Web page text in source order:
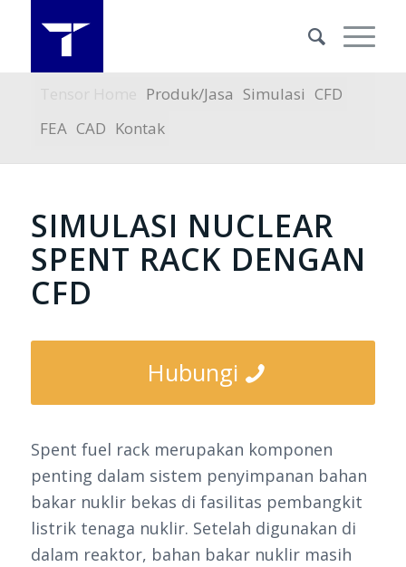
Produk/Jasa Simulasi CFD
FEA CAD Kontak
SIMULASI NUCLEAR
SPENT RACK DENGAN
CFD
Hubungi
Spent fuel rack merupakan komponen
penting dalam sistem penyimpanan bahan
bakar nuklir bekas di fasilitas pembangkit
listrik tenaga nuklir. Setelah digunakan di
dalam reaktor, bahan bakar nuklir masih